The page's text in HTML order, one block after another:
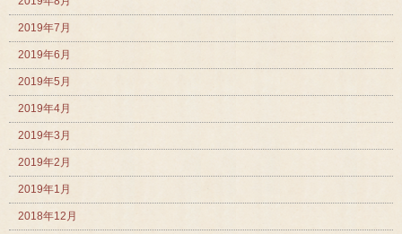
2019年7月
2019年6月
2019年5月
2019年4月
2019年3月
2019年2月
2019年1月
2018年12月